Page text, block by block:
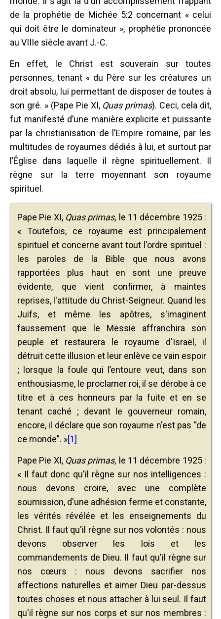
de la prophétie de Michée 5:2 concernant « celui
qui doit être le dominateur », prophétie prononcée
au VIIIe siècle avant J.-C.
En effet, le Christ est souverain sur toutes
personnes, tenant « du Père sur les créatures un
droit absolu, lui permettant de disposer de toutes à
son gré. » (Pape Pie XI, Quas primas). Ceci, cela dit,
fut manifesté d’une manière explicite et puissante
par la christianisation de l’Empire romaine, par les
multitudes de royaumes dédiés à lui, et surtout par
l’Église dans laquelle il règne spirituellement. Il
règne sur la terre moyennant son royaume
spirituel.
Pape Pie XI, Quas primas, le 11 décembre 1925 :
« Toutefois, ce royaume est principalement
spirituel et concerne avant tout l'ordre spirituel :
les paroles de la Bible que nous avons
rapportées plus haut en sont une preuve
évidente, que vient confirmer, à maintes
reprises, l'attitude du Christ-Seigneur. Quand les
Juifs, et même les apôtres, s'imaginent
faussement que le Messie affranchira son
peuple et restaurera le royaume d'Israël, il
détruit cette illusion et leur enlève ce vain espoir
; lorsque la foule qui l’entoure veut, dans son
enthousiasme, le proclamer roi, il se dérobe à ce
titre et à ces honneurs par la fuite et en se
tenant caché ; devant le gouverneur romain,
encore, il déclare que son royaume n'est pas “de
ce monde”. »[1]
Pape Pie XI, Quas primas, le 11 décembre 1925 :
« Il faut donc qu'il règne sur nos intelligences :
nous devons croire, avec une complète
soumission, d'une adhésion ferme et constante,
les vérités révélée et les enseignements du
Christ. Il faut qu'il règne sur nos volontés : nous
devons observer les lois et les
commandements de Dieu. Il faut qu'il règne sur
nos cœurs : nous devons sacrifier nos
affections naturelles et aimer Dieu par-dessus
toutes choses et nous attacher à lui seul. Il faut
qu'il règne sur nos corps et sur nos membres :